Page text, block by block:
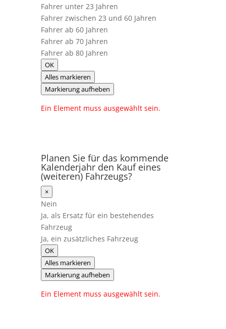
Fahrer unter 23 Jahren
Fahrer zwischen 23 und 60 Jahren
Fahrer ab 60 Jahren
Fahrer ab 70 Jahren
Fahrer ab 80 Jahren
OK
Alles markieren
Markierung aufheben
Ein Element muss ausgewählt sein.
Planen Sie für das kommende
Kalenderjahr den Kauf eines
(weiteren) Fahrzeugs?
×
Nein
Ja, als Ersatz für ein bestehendes
Fahrzeug
Ja, ein zusätzliches Fahrzeug
OK
Alles markieren
Markierung aufheben
Ein Element muss ausgewählt sein.